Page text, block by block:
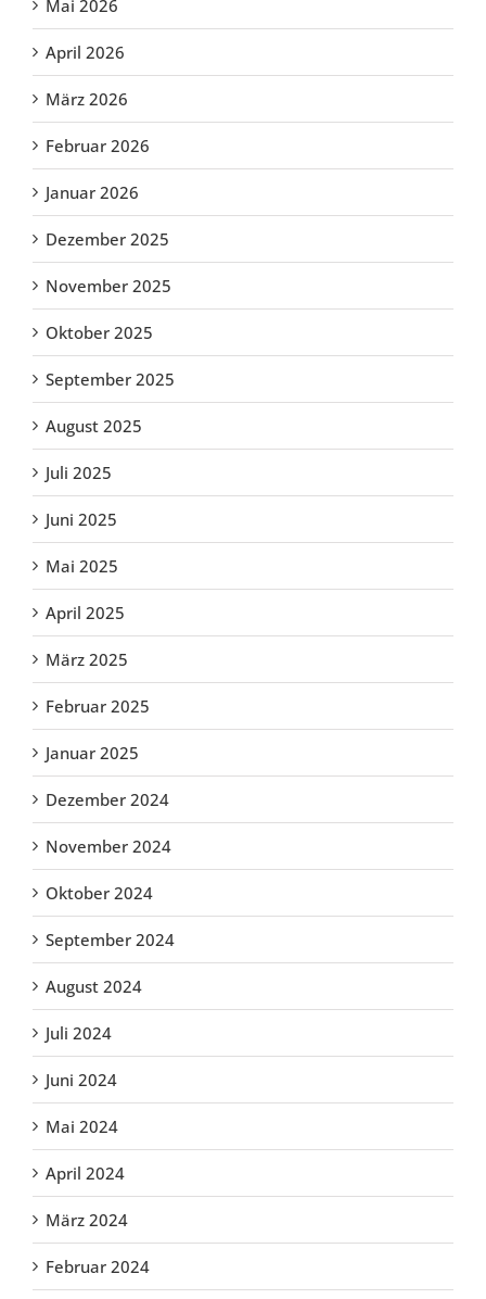
Mai 2026
April 2026
März 2026
Februar 2026
Januar 2026
Dezember 2025
November 2025
Oktober 2025
September 2025
August 2025
Juli 2025
Juni 2025
Mai 2025
April 2025
März 2025
Februar 2025
Januar 2025
Dezember 2024
November 2024
Oktober 2024
September 2024
August 2024
Juli 2024
Juni 2024
Mai 2024
April 2024
März 2024
Februar 2024